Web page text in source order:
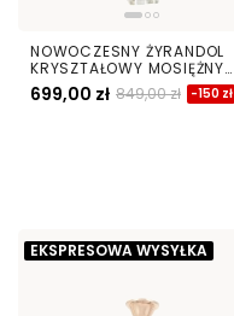
NOWOCZESNY ŻYRANDOL
KRYSZTAŁOWY MOSIĘŻNY
CAPRIA D40
699,00 zł 849,00 zł -150 zł
EKSPRESOWA WYSYŁKA